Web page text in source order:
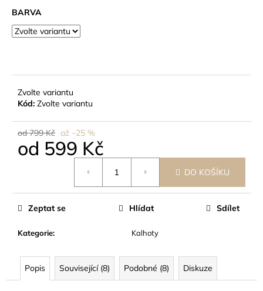
BARVA
Zvolte variantu
Kód: Zvolte variantu
od 799 Kč až –25 %
od 599 Kč
DO KOŠÍKU
Kategorie: Kalhoty
Zeptat se Hlídat Sdílet
Popis Související (8) Podobné (8) Diskuze
č
u